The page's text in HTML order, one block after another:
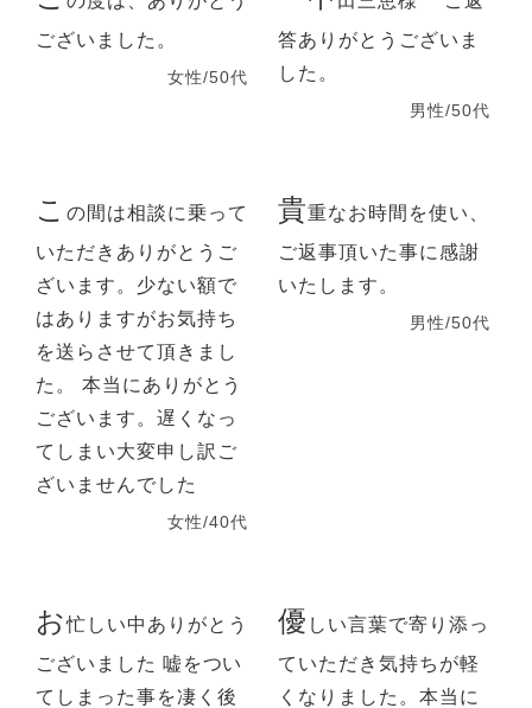
ございました。
女性/50代
答ありがとうございま
した。
男性/50代
こ の間は相談に乗って
いただきありがとうご
ざいます。少ない額で
はありますがお気持ち
を送らさせて頂きまし
た。 本当にありがとう
ございます。遅くなっ
てしまい大変申し訳ご
ざいませんでした
女性/40代
貴重なお時間を使い、
ご返事頂いた事に感謝
いたします。
男性/50代
お忙しい中ありがとう
ございました 嘘をつい
てしまった事を凄く後
優 しい言葉で寄り添っ
ていただき気持ちが軽
くなりました。本当に